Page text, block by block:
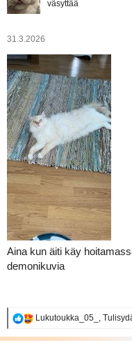
i
o
:
väsyttää
31.3.2026
Aina kun äiti käy
demonikuvia
R
a
Lukutoukka_05_ ,